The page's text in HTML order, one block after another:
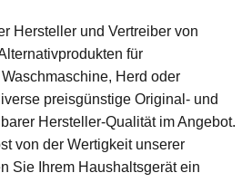
Hersteller und Vertreiber von
für
Herd oder
preisgünstige Original- und
Hersteller-Qualität im Angebot.
von der Wertigkeit unserer
Sie Ihrem Haushaltsgerät ein